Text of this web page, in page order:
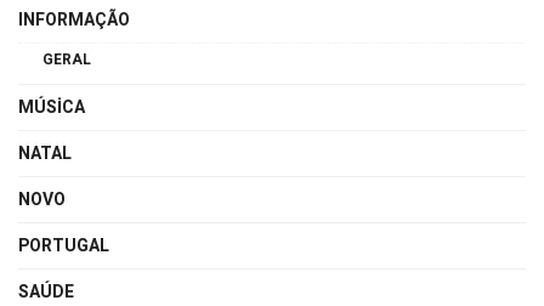
INFORMAÇÃO
GERAL
MÚSICA
NATAL
NOVO
PORTUGAL
SAÚDE